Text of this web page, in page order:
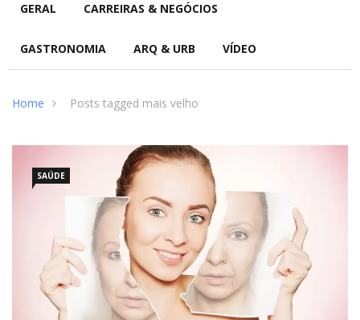
GERAL CARREIRAS & NEGÓCIOS
GASTRONOMIA ARQ & URB VÍDEO
Home Posts tagged mais velho
SAÚDE